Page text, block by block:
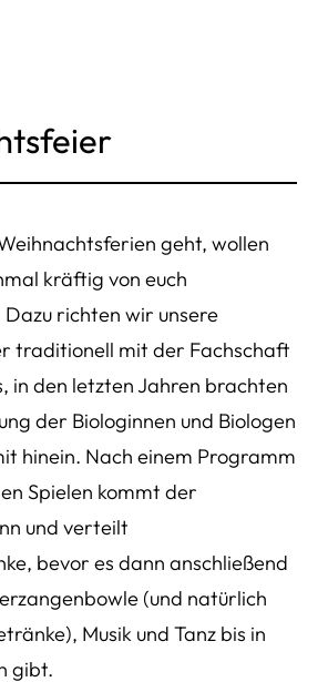
geht, wollen
kräftig von euch
richten wir unsere
traditionell mit der Fachschaft
in den letzten Jahren brachten
der Biologinnen und Biologen
hinein. Nach einem Programm
Spielen kommt der
und verteilt
bevor es dann anschließend
(und natürlich
Musik und Tanz bis in
gibt.